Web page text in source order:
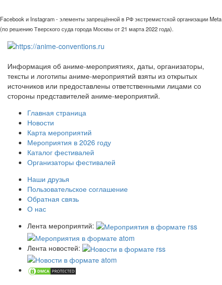
Facebook и Instagram - элементы запрещённой в РФ экстремистской организации Meta
(по решению Тверского суда города Москвы от 21 марта 2022 года).
Информация об аниме-мероприятиях, даты, организаторы,
тексты и логотипы аниме-мероприятий взяты из открытых
источников или предоставлены ответственными лицами со
стороны представителей аниме-мероприятий.
Главная страница
Новости
Карта мероприятий
Мероприятия в 2026 году
Каталог фестивалей
Организаторы фестивалей
Наши друзья
Пользовательское соглашение
Обратная связь
О нас
Лента мероприятий:
Лента новостей: